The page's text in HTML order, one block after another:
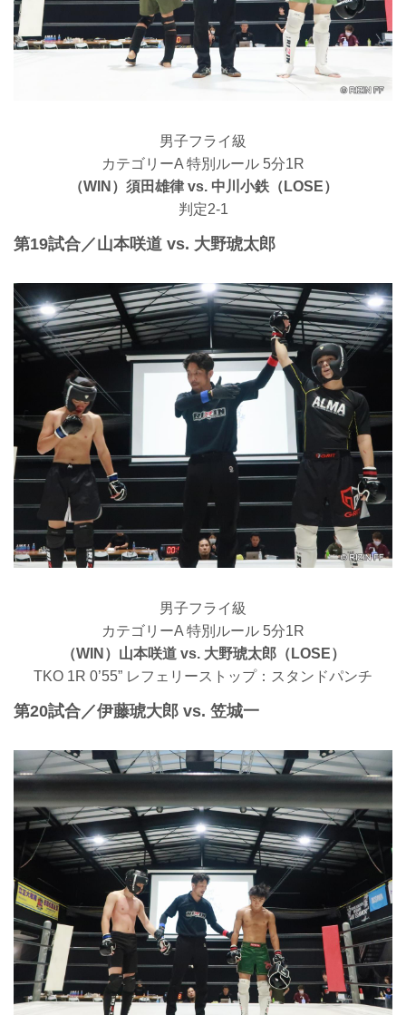
男子フライ級
カテゴリーA 特別ルール 5分1R
（WIN）須田雄律 vs. 中川小鉄（LOSE）
判定2-1
第19試合／山本咲道 vs. 大野琥太郎
男子フライ級
カテゴリーA 特別ルール 5分1R
（WIN）山本咲道 vs. 大野琥太郎（LOSE）
TKO 1R 0’55” レフェリーストップ：スタンドパンチ
第20試合／伊藤琥大郎 vs. 笠城一